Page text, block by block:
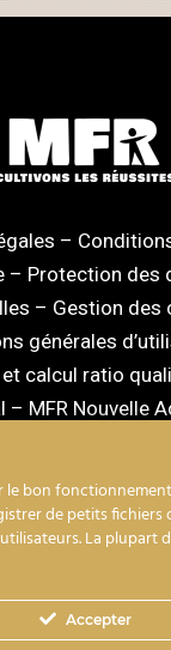
–
– Protection des
– Gestion des
générales
calcul ratio
– MFR Nouvelle
linkedin youtube
mixcloud
le bon
de petits fichiers
La plupart
Accepter